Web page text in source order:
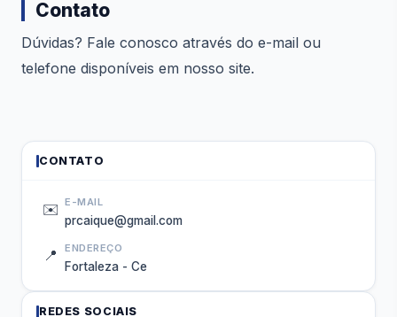
Contato
Dúvidas? Fale conosco através do e-mail ou
telefone disponíveis em nosso site.
CONTATO
✉️ E-MAIL
prcaique@gmail.com
📍 ENDEREÇO
Fortaleza - Ce
REDES SOCIAIS